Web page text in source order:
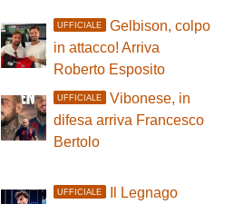
UFFICIALE
Gelbison, colpo
in attacco! Arriva
Roberto Esposito
UFFICIALE
Vibonese, in
difesa arriva Francesco
Bertolo
UFFICIALE
Il Legnago